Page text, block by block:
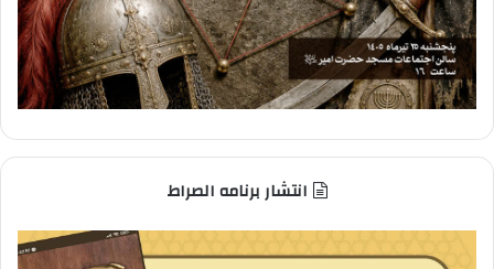
انتشار برنامه الصراط